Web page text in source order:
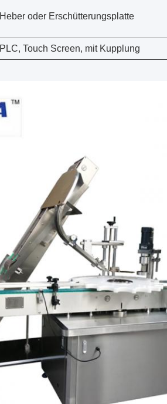
Heber oder Erschütterungsplatte
PLC, Touch Screen, mit Kupplung